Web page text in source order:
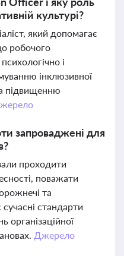
культурі?
який допомагає
робочого
і
інклюзивної
підвищенню
запроваджені для
проходити
поважати
та
стандарти
організаційної
Джерело